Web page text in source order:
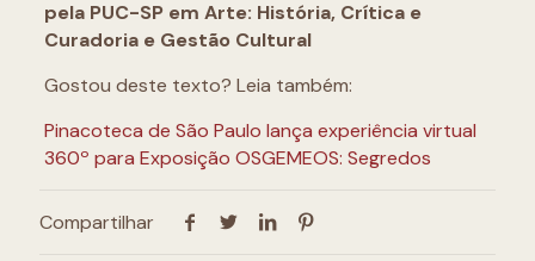
pela PUC-SP em Arte: História, Crítica e
Curadoria e Gestão Cultural
Gostou deste texto? Leia também:
Pinacoteca de São Paulo lança experiência virtual
360º para Exposição OSGEMEOS: Segredos
Compartilhar